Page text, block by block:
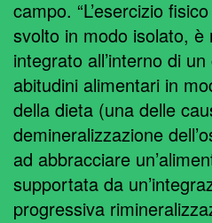
campo. “L’esercizio
svolto in modo isolato,
integrato all’interno di
abitudini alimentari in
della dieta (una delle
demineralizzazione
ad abbracciare
supportata da
progressiva